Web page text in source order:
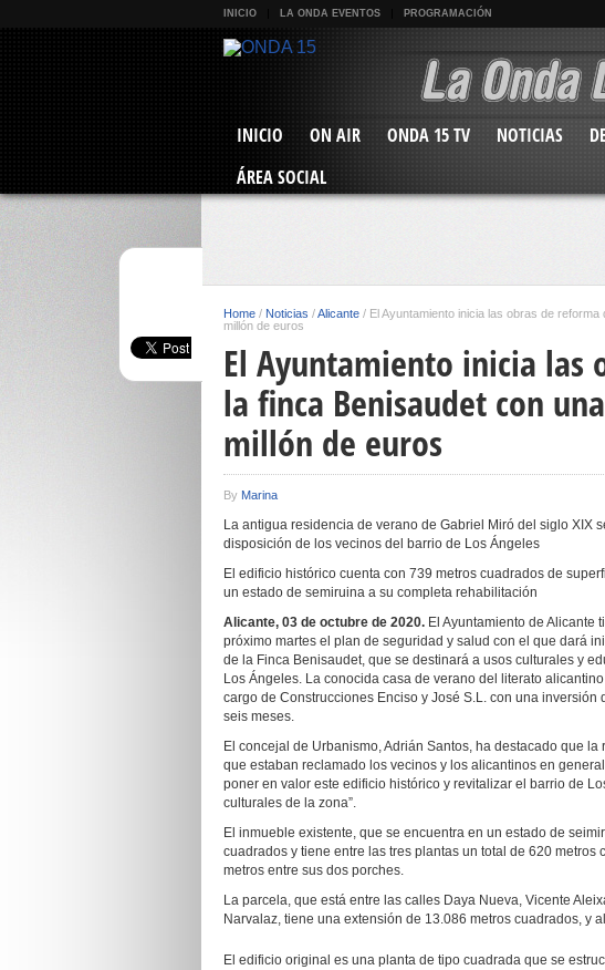
INICIO LA ONDA EVENTOS PROGRAMACIÓN
INICIO ON AIR ONDA 15 TV NOTICIAS
ÁREA SOCIAL
Home / Noticias /Alicante / El Ayuntamiento inicia las obras de
millón de euros
El Ayuntamiento inicia las
la finca Benisaudet con
millón de euros
By Marina
La antigua residencia de verano de Gabriel Miró del siglo XIX
disposición de los vecinos del barrio de Los Ángeles
El edificio histórico cuenta con 739 metros cuadrados de
un estado de semiruina a su completa rehabilitación
Alicante, 03 de octubre de 2020. El Ayuntamiento de Alicante
próximo martes el plan de seguridad y salud con el que dará
de la Finca Benisaudet, que se destinará a usos culturales y
Los Ángeles. La conocida casa de verano del literato
cargo de Construcciones Enciso y José S.L. con una
seis meses.
El concejal de Urbanismo, Adrián Santos, ha destacado que
que estaban reclamado los vecinos y los alicantinos en
poner en valor este edificio histórico y revitalizar el barrio de
culturales de la zona”.
El inmueble existente, que se encuentra en un estado de
cuadrados y tiene entre las tres plantas un total de 620
metros entre sus dos porches.
La parcela, que está entre las calles Daya Nueva, Vicente
Narvalaz, tiene una extensión de 13.086 metros cuadrados, y
El edificio original es una planta de tipo cuadrada que se